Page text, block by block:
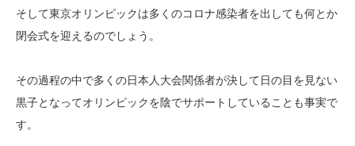
そして東京オリンピックは多くのコロナ感染者を出しても何とか
閉会式を迎えるのでしょう。
その過程の中で多くの日本人大会関係者が決して日の目を見ない
黒子となってオリンピックを陰でサポートしていることも事実で
す。